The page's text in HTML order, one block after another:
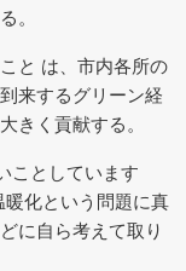
。
と は、市内各所の
来するグリーン経
きく貢献する。
ことしています
化という問題に真
に自ら考えて取り